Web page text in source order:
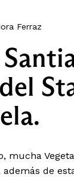
Ferraz
mucha
de